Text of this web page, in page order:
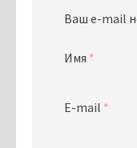
Ваш e-mail
Имя *
E-mail *